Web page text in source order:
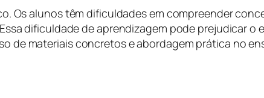
Os alunos têm dificuldades em compreender
dificuldade de aprendizagem pode prejudicar
de materiais concretos e abordagem prática no